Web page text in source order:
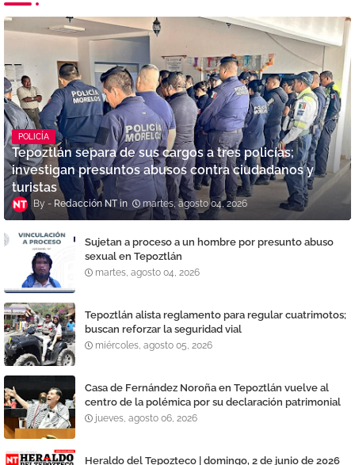
POLICÍA
Tepoztlán separa de sus cargos a tres policías;
investigan presuntos abusos contra ciudadanos y
turistas
Redacción NT martes, agosto 04, 2026
Sujetan a proceso a un hombre por presunto abuso
sexual en Tepoztlán
martes, agosto 04, 2026
Tepoztlán alista reglamento para regular cuatrimotos;
buscan reforzar la seguridad vial
miércoles, agosto 05, 2026
Casa de Fernández Noroña en Tepoztlán vuelve al
centro de la polémica por su declaración patrimonial
jueves, agosto 06, 2026
Heraldo del Tepozteco | domingo, 2 de junio de 2026